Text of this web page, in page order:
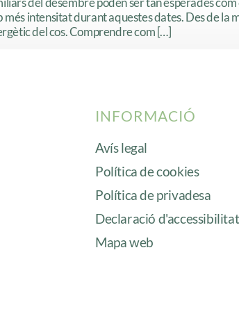
intensitat durant aquestes dates. Des de la
del cos. Comprendre com […]
INFORMACIÓ
Avís legal
Política de cookies
Política de privadesa
Declaració d'accessibilitat
Mapa web